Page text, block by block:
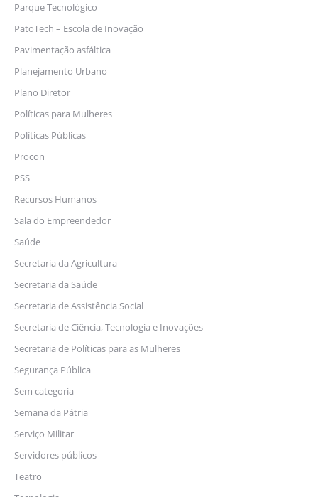
Parque Tecnológico
PatoTech – Escola de Inovação
Pavimentação asfáltica
Planejamento Urbano
Plano Diretor
Políticas para Mulheres
Políticas Públicas
Procon
PSS
Recursos Humanos
Sala do Empreendedor
Saúde
Secretaria da Agricultura
Secretaria da Saúde
Secretaria de Assistência Social
Secretaria de Ciência, Tecnologia e Inovações
Secretaria de Políticas para as Mulheres
Segurança Pública
Sem categoria
Semana da Pátria
Serviço Militar
Servidores públicos
Teatro